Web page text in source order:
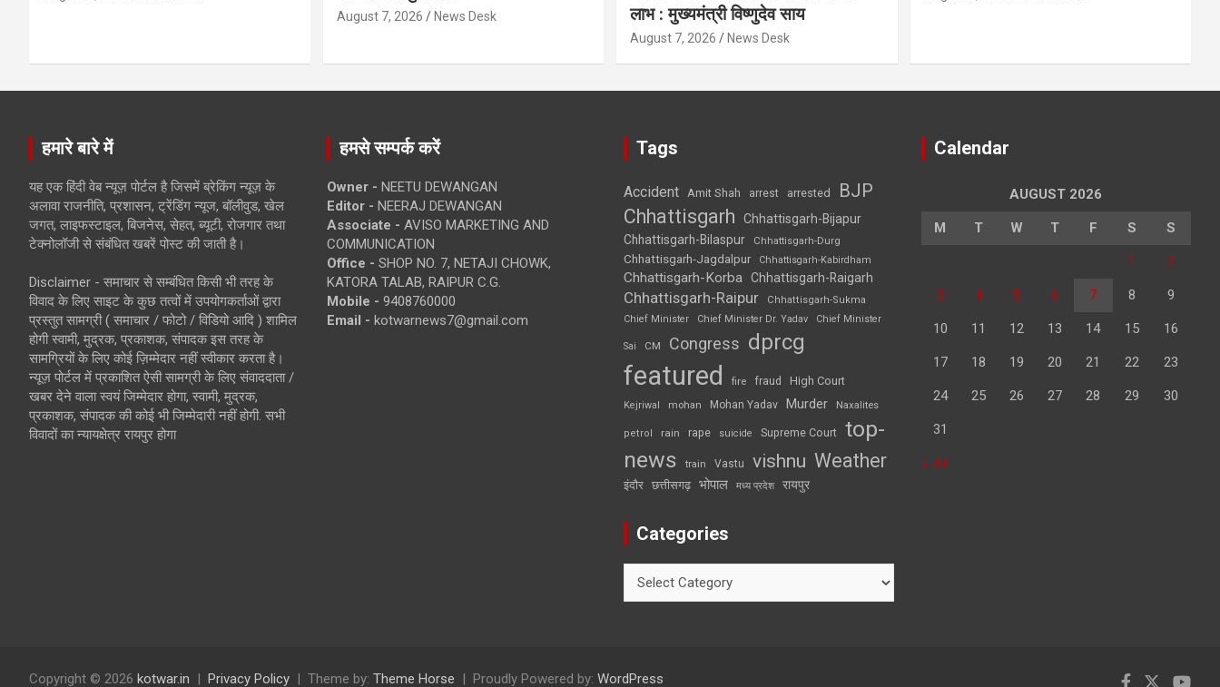
August 7, 2026 News Desk
लाभ : मुख्यमंत्री विष्णुदेव साय
August 7, 2026 News Desk
हमारे बारे में
यह एक हिंदी वेब न्यूज़ पोर्टल है जिसमें ब्रेकिंग न्यूज़ के
अलावा राजनीति, प्रशासन, ट्रेंडिंग न्यूज, बॉलीवुड, खेल
जगत, लाइफस्टाइल, बिजनेस, सेहत, ब्यूटी, रोजगार तथा
टेक्नोलॉजी से संबंधित खबरें पोस्ट की जाती है।
Disclaimer - समाचार से सम्बंधित किसी भी तरह के
विवाद के लिए साइट के कुछ तत्वों में उपयोगकर्ताओं द्वारा
प्रस्तुत सामग्री ( समाचार / फोटो / विडियो आदि ) शामिल
होगी स्वामी, मुद्रक, प्रकाशक, संपादक इस तरह के
सामग्रियों के लिए कोई ज़िम्मेदार नहीं स्वीकार करता है।
न्यूज़ पोर्टल में प्रकाशित ऐसी सामग्री के लिए संवाददाता /
खबर देने वाला स्वयं जिम्मेदार होगा, स्वामी, मुद्रक,
प्रकाशक, संपादक की कोई भी जिम्मेदारी नहीं होगी. सभी
विवादों का न्यायक्षेत्र रायपुर होगा
हमसे सम्पर्क करें
Owner - NEETU DEWANGAN
Editor - NEERAJ DEWANGAN
Associate - AVISO MARKETING AND
COMMUNICATION
Office - SHOP NO. 7, NETAJI CHOWK,
KATORA TALAB, RAIPUR C.G.
Mobile - 9408760000
Email - kotwarnews7@gmail.com
Tags
Accident Amit Shah arrest arrested BJP
Chhattisgarh
Chhattisgarh-Bijapur
Chhattisgarh-Bilaspur
Chhattisgarh-Durg
Chhattisgarh-Jagdalpur Chhattisgarh-Kabirdham
Chhattisgarh-Korba Chhattisgarh-Raigarh
Chhattisgarh-Raipur
Chhattisgarh-Sukma
Chief Minister
Chief Minister Dr. Yadav Chief Minister
Sai CM Congress dprcg
featured fire fraud High Court
Kejriwal mohan Mohan Yadav Murder Naxalites
petrol rain rape suicide Supreme Court top-
news
train Vastu vishnu Weather
इंदौर छत्तीसगढ़ भोपाल मध्य प्रदेश रायपुर
Categories
Calendar
AUGUST 2026
M T W T F S S
1 2
3 4 5 6 7 8 9
10 11 12 13 14 15 16
17 18 19 20 21 22 23
24 25 26 27 28 29 30
31
« Jul
Copyright © 2026 kotwar.in Privacy Policy Theme by: Theme Horse Proudly Powered by: WordPress